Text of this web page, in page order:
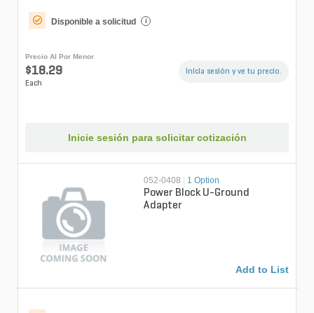
Disponible a solicitud i
Precio Al Por Menor
$18.29
Each
Inicia sesión y ve tu precio.
Inicie sesión para solicitar cotización
052-0408 | 1 Option
Power Block U-Ground
Adapter
Add to List